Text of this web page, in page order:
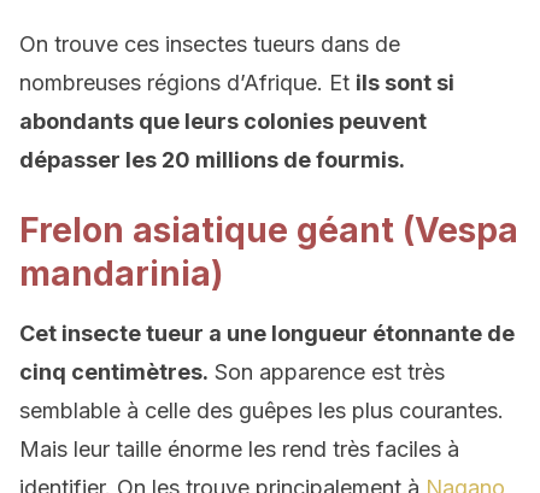
On trouve ces insectes tueurs dans de
nombreuses régions d’Afrique. Et ils sont si
abondants que leurs colonies peuvent
dépasser les 20 millions de fourmis.
Frelon asiatique géant (Vespa
mandarinia)
Cet insecte tueur a une longueur étonnante de
cinq centimètres. Son apparence est très
semblable à celle des guêpes les plus courantes.
Mais leur taille énorme les rend très faciles à
identifier. On les trouve principalement à Nagano